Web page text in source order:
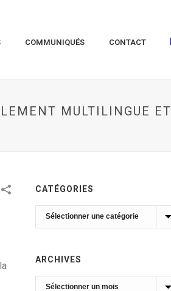
COMMUNIQUÉS CONTACT
MULTILINGUE ET
CATÉGORIES
Catégories
ARCHIVES
Archives